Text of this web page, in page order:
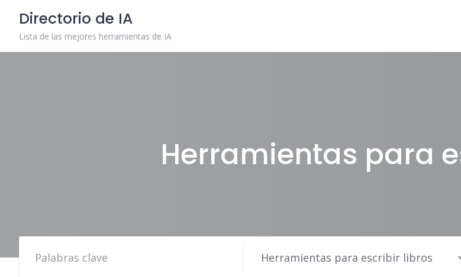
content
Directorio de IA
Lista de las mejores herramientas de IA
Herramientas para